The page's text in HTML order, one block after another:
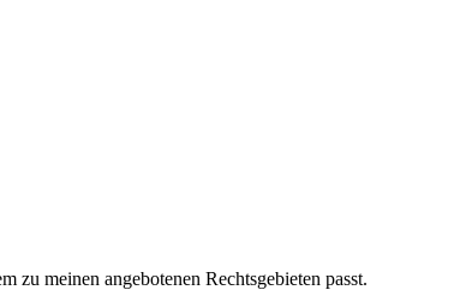
zu meinen angebotenen Rechtsgebieten passt.